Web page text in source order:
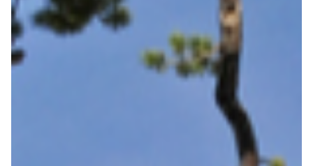
Erkenntnissen.Fangen wir mit dem
wissenschaftlichen Hintergrund an: Die Resilienz
Forschung wurde maßgeblich durch die
Langzeitstudie von Emmy Werner und Ruth Smith
auf der Hawaii-Insel Kauai geprägt. Sie
beobachteten über 40 Jahre hinweg, wie Kinder
trotz widriger Umstände zu gesunden,
erfolgreichen Erwachsenen heranwuchsen. Diese
Erkenntnisse verdeutlichen, dass Resilienz erlernbar
ist und durch bestimmte Faktoren gefördert wird.